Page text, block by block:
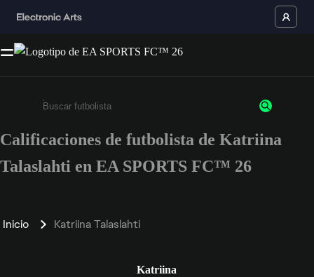
Ingresa un mínimo de 3 caracteres o números
Calificaciones de futbolista de Katriina
Talaslahti en EA SPORTS FC™ 26
Inicio Katriina Talaslahti
Katriina